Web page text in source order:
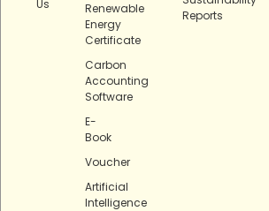
Us
Renewable
Energy
Certificate
Carbon
Accounting
Software
E-
Book
Voucher
Artificial
Intelligence
Reports